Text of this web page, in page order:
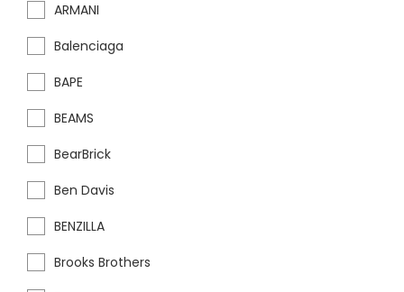
ARMANI
Balenciaga
BAPE
BEAMS
BearBrick
Ben Davis
BENZILLA
Brooks Brothers